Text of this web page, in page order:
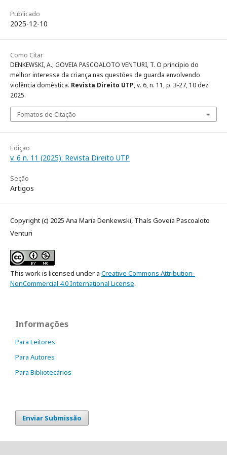
Publicado
2025-12-10
Como Citar
DENKEWSKI, A.; GOVEIA PASCOALOTO VENTURI, T. O princípio do
melhor interesse da criança nas questões de guarda envolvendo
violência doméstica. Revista Direito UTP, v. 6, n. 11, p. 3-27, 10 dez.
2025.
Fomatos de Citação
Edição
v. 6 n. 11 (2025): Revista Direito UTP
Seção
Artigos
Copyright (c) 2025 Ana Maria Denkewski, Thaís Goveia Pascoaloto
Venturi
This work is licensed under a Creative Commons Attribution-
NonCommercial 4.0 International License.
Informações
Para Leitores
Para Autores
Para Bibliotecários
Enviar Submissão